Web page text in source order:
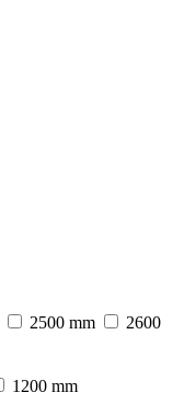
2500 mm
2600
1200 mm